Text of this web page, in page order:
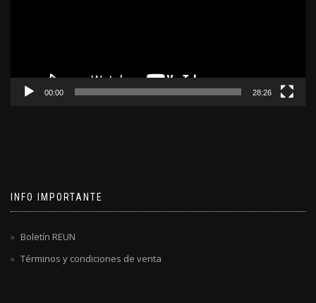
00:00 28:26
INFO IMPORTANTE
Boletín REUN
Términos y condiciones de venta